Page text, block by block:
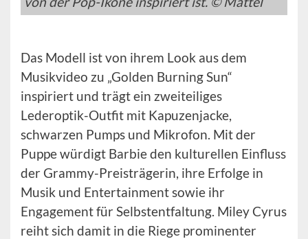
Das Modell ist von ihrem Look aus dem
Musikvideo zu „Golden Burning Sun“
inspiriert und trägt ein zweiteiliges
Lederoptik-Outfit mit Kapuzenjacke,
schwarzen Pumps und Mikrofon. Mit der
Puppe würdigt Barbie den kulturellen Einfluss
der Grammy-Preisträgerin, ihre Erfolge in
Musik und Entertainment sowie ihr
Engagement für Selbstentfaltung. Miley Cyrus
reiht sich damit in die Riege prominenter